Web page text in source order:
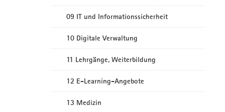
09 IT und Informationssicherheit
10 Digitale Verwaltung
11 Lehrgänge, Weiterbildung
12 E-Learning-Angebote
13 Medizin